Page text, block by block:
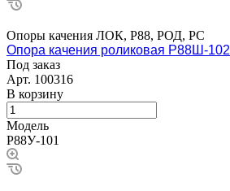
Опоры качения ЛОК, Р88, РОД, РС
Опора качения роликовая Р88Ш-102
Под заказ
Арт. 100316
В корзину
Модель
Р88У-101